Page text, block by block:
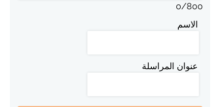
0/800
الاسم
عنوان المراسلة